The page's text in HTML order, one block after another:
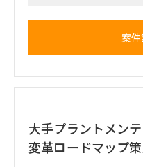
PEファンド担当者直下（
■稼働率
案
大手プラントメン
変革ロードマップ